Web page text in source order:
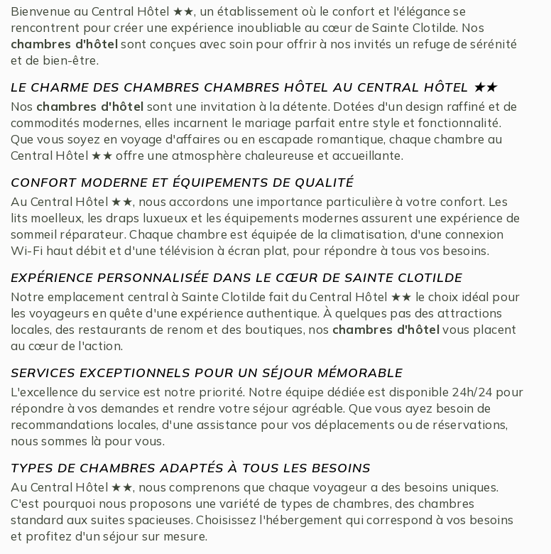
Bienvenue au Central Hôtel ★★, un établissement où le confort et l'élégance se
rencontrent pour créer une expérience inoubliable au cœur de Sainte Clotilde. Nos
chambres d'hôtelsont conçues avec soin pour offrir à nos invités un refuge de sérénité
et de bien-être.
LE CHARME DES CHAMBRES CHAMBRES HÔTEL AU CENTRAL HÔTEL ★★
Nos chambres d'hôtel sont une invitation à la détente. Dotées d'un design raffiné et de
commodités modernes, elles incarnent le mariage parfait entre style et fonctionnalité.
Que vous soyez en voyage d'affaires ou en escapade romantique, chaque chambre au
Central Hôtel ★★ offre une atmosphère chaleureuse et accueillante.
CONFORT MODERNE ET ÉQUIPEMENTS DE QUALITÉ
Au Central Hôtel ★★, nous accordons une importance particulière à votre confort. Les
lits moelleux, les draps luxueux et les équipements modernes assurent une expérience de
sommeil réparateur. Chaque chambre est équipée de la climatisation, d'une connexion
Wi-Fi haut débit et d'une télévision à écran plat, pour répondre à tous vos besoins.
EXPÉRIENCE PERSONNALISÉE DANS LE CŒUR DE SAINTE CLOTILDE
Notre emplacement central à Sainte Clotilde fait du Central Hôtel ★★ le choix idéal pour
les voyageurs en quête d'une expérience authentique. À quelques pas des attractions
locales, des restaurants de renom et des boutiques, nos chambres d'hôtelvous placent
au cœur de l'action.
SERVICES EXCEPTIONNELS POUR UN SÉJOUR MÉMORABLE
L'excellence du service est notre priorité. Notre équipe dédiée est disponible 24h/24 pour
répondre à vos demandes et rendre votre séjour agréable. Que vous ayez besoin de
recommandations locales, d'une assistance pour vos déplacements ou de réservations,
nous sommes là pour vous.
TYPES DE CHAMBRES ADAPTÉS À TOUS LES BESOINS
Au Central Hôtel ★★, nous comprenons que chaque voyageur a des besoins uniques.
C'est pourquoi nous proposons une variété de types de chambres, des chambres
standard aux suites spacieuses. Choisissez l'hébergement qui correspond à vos besoins
et profitez d'un séjour sur mesure.